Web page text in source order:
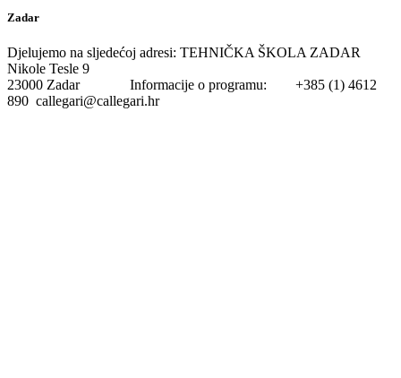
Zadar
Djelujemo na sljedećoj adresi: TEHNIČKA ŠKOLA ZADAR
Nikole Tesle 9
23000 Zadar Informacije o programu: +385 (1) 4612
890 callegari@callegari.hr